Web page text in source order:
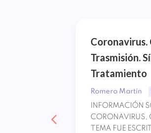
Coronavirus.
Trasmisión.
Tratamiento
Romero Martín
INFORMACIÓN
CORONAVIRUS,
TEMA FUE